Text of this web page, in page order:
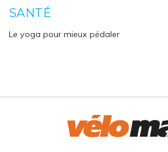
SANTÉ
Le yoga pour mieux pédaler